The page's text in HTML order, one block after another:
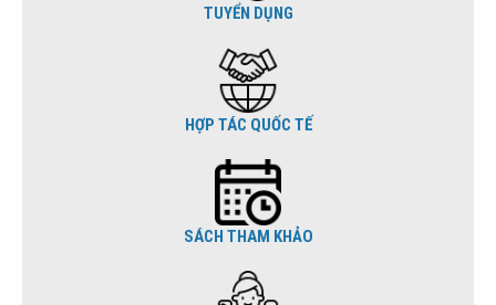
TUYỂN DỤNG
HỢP TÁC QUỐC TẾ
SÁCH THAM KHẢO